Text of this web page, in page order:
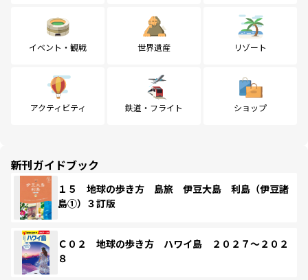
イベント・観戦 世界遺産 リゾート
アクティビティ 鉄道・フライト ショップ
新刊ガイドブック
１５ 地球の歩き方 島旅 伊豆大島 利島（伊豆諸
島①）３訂版
Ｃ０２ 地球の歩き方 ハワイ島 ２０２７～２０２
８